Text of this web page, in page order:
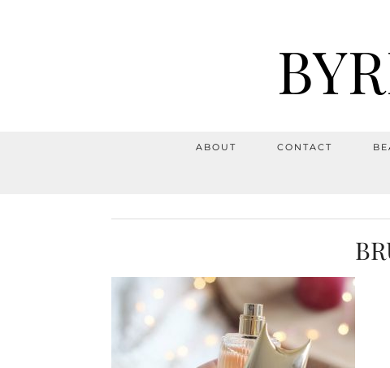
ABOUT CONTACT